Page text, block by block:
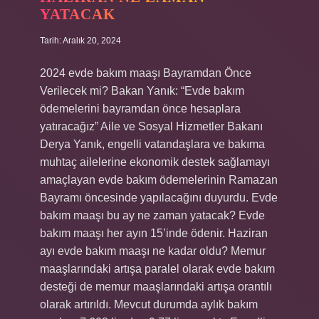
YATACAK
Tarih: Aralık 20, 2024
2024 evde bakım maaşı Bayramdan Önce
Verilecek mi? Bakan Yanık: “Evde bakım
ödemelerini bayramdan önce hesaplara
yatıracağız” Aile ve Sosyal Hizmetler Bakanı
Derya Yanık, engelli vatandaşlara ve bakıma
muhtaç ailelerine ekonomik destek sağlamayı
amaçlayan evde bakım ödemelerinin Ramazan
Bayramı öncesinde yapılacağını duyurdu. Evde
bakım maaşı bu ay ne zaman yatacak? Evde
bakım maaşı her ayın 15’inde ödenir. Haziran
ayı evde bakım maaşı ne kadar oldu? Memur
maaşlarındaki artışa paralel olarak evde bakım
desteği de memur maaşlarındaki artışa orantılı
olarak artırıldı. Mevcut durumda aylık bakım